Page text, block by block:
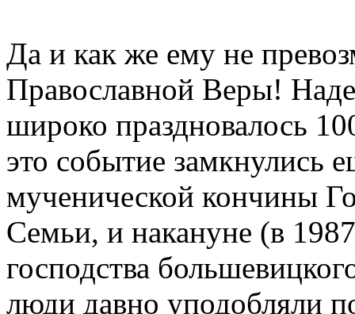
Да и как же ему не
Православной Веры!
широко праздновалось
это событие замкнулись
мученической кончины
Семьи, и накануне (в
господства
люди давно уподобляли